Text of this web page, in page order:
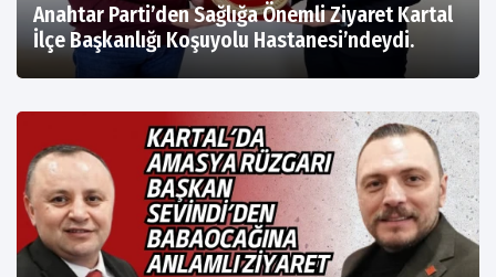
Anahtar Parti’den Sağlığa Önemli Ziyaret Kartal
İlçe Başkanlığı Koşuyolu Hastanesi’ndeydi.